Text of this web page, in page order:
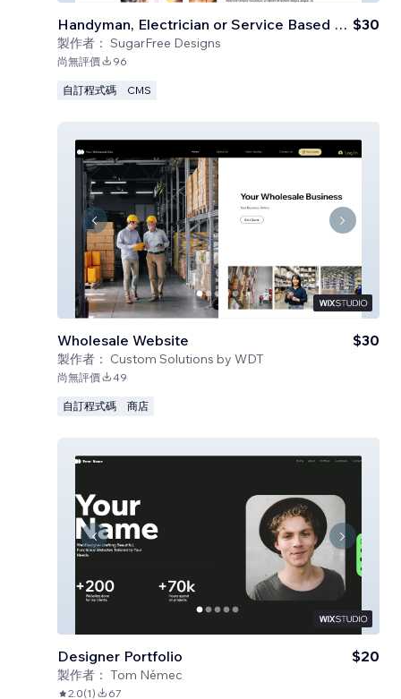
Handyman, Electrician or Service Based Business
製作者： SugarFree Designs
$30
尚無評價 96
自訂程式碼 CMS
Wholesale Website
製作者： Custom Solutions by WDT
$30
尚無評價 49
自訂程式碼 商店
Designer Portfolio
製作者： Tom Němec
$20
2.0(1) 67